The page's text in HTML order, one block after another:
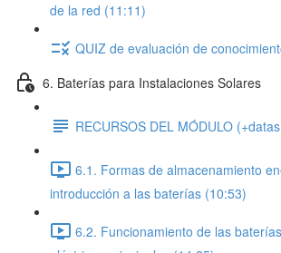
de la red (11:11)
QUIZ de evaluación de
6. Baterías para Instalaciones Solares
RECURSOS DEL MÓDULO
6.1. Formas de almacenamiento
introducción a las baterías (10:53)
6.2. Funcionamiento de las